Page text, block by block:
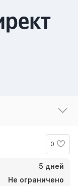
0
5 дней
Не ограничено